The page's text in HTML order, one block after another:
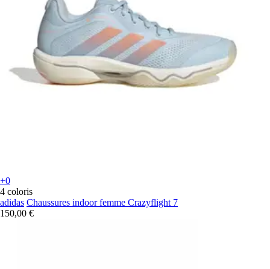
+0
4 coloris
adidas Chaussures indoor femme Crazyflight 7
150,00 €